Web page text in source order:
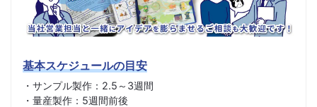
基本スケジュールの目安
・サンプル製作：2.5～3週間
・量産製作：5週間前後